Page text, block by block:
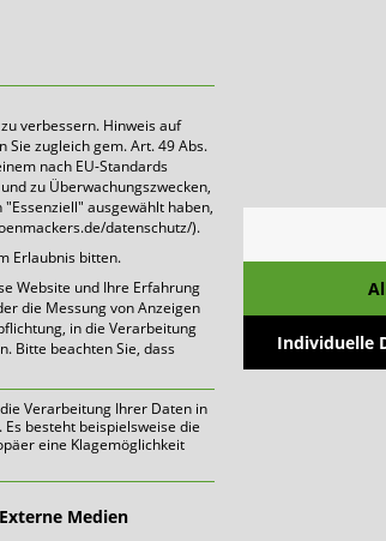
Fragen zu alternativen
verbessern. Hinweis auf
Sie zugleich gem. Art. 49 Abs.
nach EU-Standards
zu Überwachungszwecken,
ausgewählt haben,
datenschutz/).
Erlaubnis bitten.
Website und Ihre Erfahrung
die Messung von Anzeigen
in die Verarbeitung
Bitte beachten Sie, dass
Verarbeitung Ihrer Daten in
besteht beispielsweise die
eine Klagemöglichkeit
werden kann. Die
Externe Medien
Individuelle